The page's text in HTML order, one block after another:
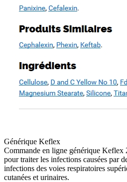
Générique Keflex
Commande en ligne générique
pour traiter les infections causées par
infections des voies respiratoires
cutanées et urinaires.